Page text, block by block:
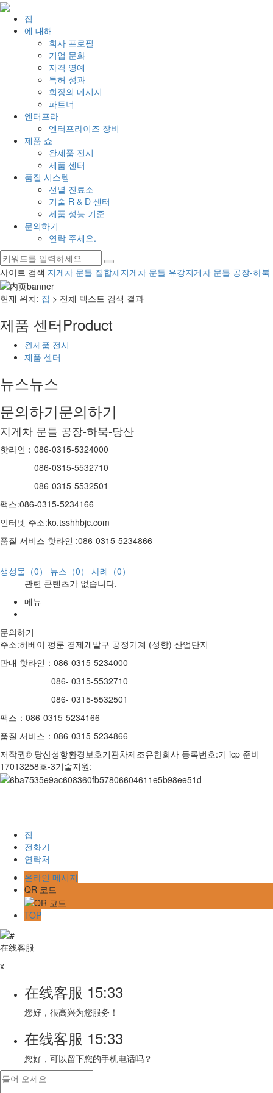
집
에 대해
회사 프로필
기업 문화
자격 영예
특허 성과
회장의 메시지
파트너
엔터프라
엔터프라이즈 장비
제품 쇼
완제품 전시
제품 센터
품질 시스템
선별 진료소
기술 R & D 센터
제품 성능 기준
문의하기
연락 주세요.
사이트 검색 지게차 문틀 집합체지게차 문틀 유강지게차 문틀 공장-하북
현재 위치: 집 > 전체 텍스트 검색 결과
제품 센터Product
완제품 전시
제품 센터
뉴스뉴스
문의하기문의하기
지게차 문틀 공장-하북-당산
핫라인：086-0315-5324000
086-0315-5532710
086-0315-5532501
팩스:086-0315-5234166
인터넷 주소:ko.tsshhbjc.com
품질 서비스 핫라인 :086-0315-5234866
생성물（0） 뉴스（0）
사례（0）
관련 콘텐츠가 없습니다.
메뉴
문의하기
주소:허베이 펑룬 경제개발구 공정기계 (성항) 산업단지
판매 핫라인：086-0315-5234000
086- 0315-5532710
086- 0315-5532501
팩스：086-0315-5234166
품질 서비스：086-0315-5234866
저작권© 당산성항환경보호기관차제조유한회사 등록번호:기 icp 준비
17013258호-3기술지원:
집
전화기
연락처
온라인 메시지
QR 코드
TOP
在线客服
x
在线客服 15:33
您好，很高兴为您服务！
在线客服 15:33
您好，可以留下您的手机电话吗？